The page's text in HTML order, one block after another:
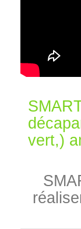
vert,)